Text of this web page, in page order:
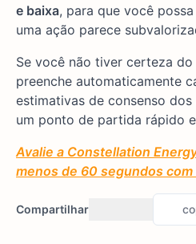
e baixa, para que você
uma ação parece
Se você não tiver certeza do
preenche automaticamente
estimativas de consenso
um ponto de partida rápido
Avalie a Constellation
menos de 60 segundos com
Compartilhar